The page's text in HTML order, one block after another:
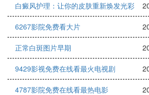
白癜风护理：让你的皮肤重新焕发光彩
6267影院免费看大片
正常白斑图片早期
9429影视免费在线看最火电视剧
4787影院免费在线看最热电影